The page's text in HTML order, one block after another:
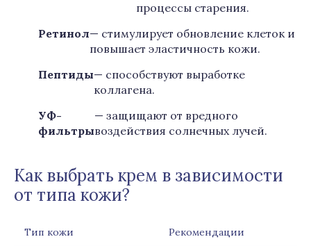
процессы старения.
Ретинол— стимулирует обновление клеток и
повышает эластичность кожи.
Пептиды— способствуют выработке
коллагена.
УФ-
фильтры
— защищают от вредного
воздействия солнечных лучей.
Как выбрать крем в зависимости
от типа кожи?
Тип кожи Рекомендации